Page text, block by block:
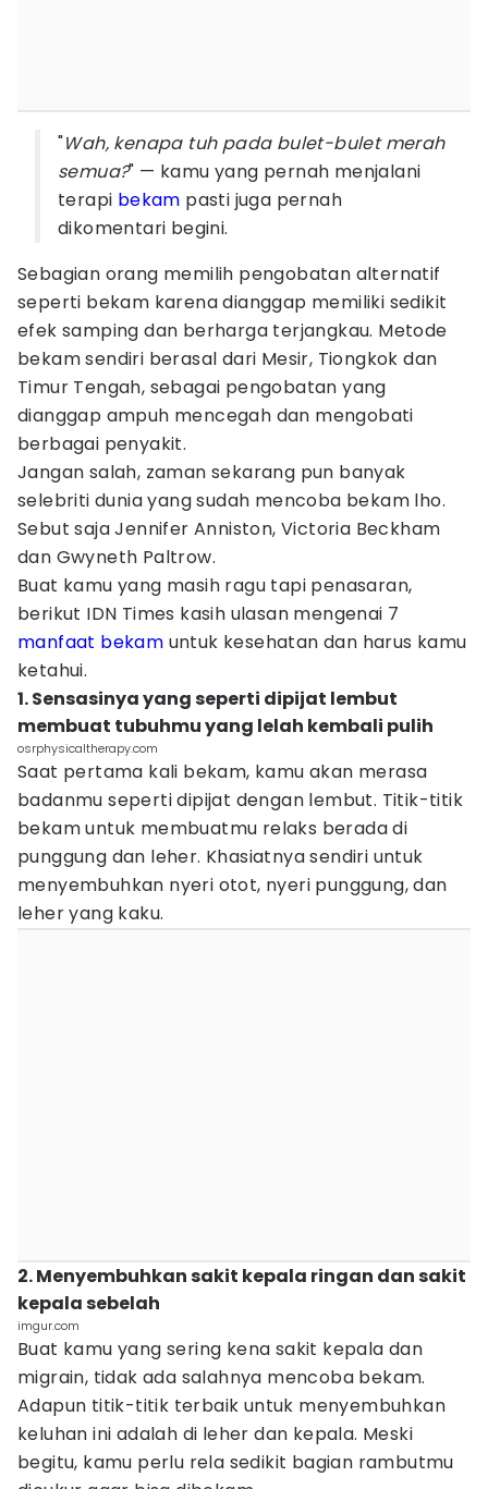
"Wah, kenapa tuh pada bulet-bulet merah
semua?" — kamu yang pernah menjalani
terapi bekam pasti juga pernah
dikomentari begini.
Sebagian orang memilih pengobatan alternatif
seperti bekam karena dianggap memiliki sedikit
efek samping dan berharga terjangkau. Metode
bekam sendiri berasal dari Mesir, Tiongkok dan
Timur Tengah, sebagai pengobatan yang
dianggap ampuh mencegah dan mengobati
berbagai penyakit.
Jangan salah, zaman sekarang pun banyak
selebriti dunia yang sudah mencoba bekam lho.
Sebut saja Jennifer Anniston, Victoria Beckham
dan Gwyneth Paltrow.
Buat kamu yang masih ragu tapi penasaran,
berikut IDN Times kasih ulasan mengenai 7
manfaat bekam untuk kesehatan dan harus kamu
ketahui.
1. Sensasinya yang seperti dipijat lembut
membuat tubuhmu yang lelah kembali pulih
osrphysicaltherapy.com
Saat pertama kali bekam, kamu akan merasa
badanmu seperti dipijat dengan lembut. Titik-titik
bekam untuk membuatmu relaks berada di
punggung dan leher. Khasiatnya sendiri untuk
menyembuhkan nyeri otot, nyeri punggung, dan
leher yang kaku.
2. Menyembuhkan sakit kepala ringan dan sakit
kepala sebelah
imgur.com
Buat kamu yang sering kena sakit kepala dan
migrain, tidak ada salahnya mencoba bekam.
Adapun titik-titik terbaik untuk menyembuhkan
keluhan ini adalah di leher dan kepala. Meski
begitu, kamu perlu rela sedikit bagian rambutmu